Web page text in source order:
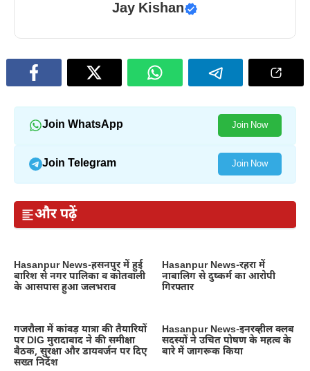
Jay Kishan
Join WhatsApp Join Now
Join Telegram Join Now
और पढ़ें
Hasanpur News-हसनपुर में हुई
बारिश से नगर पालिका व कोतवाली
के आसपास हुआ जलभराव
Hasanpur News-रहरा में
नाबालिग से दुष्कर्म का आरोपी
गिरफ्तार
गजरौला में कांवड़ यात्रा की तैयारियों
पर DIG मुरादाबाद ने की समीक्षा
बैठक, सुरक्षा और डायवर्जन पर दिए
सख्त निर्देश
Hasanpur News-इनरव्हील क्लब
सदस्यों ने उचित पोषण के महत्व के
बारे में जागरूक किया